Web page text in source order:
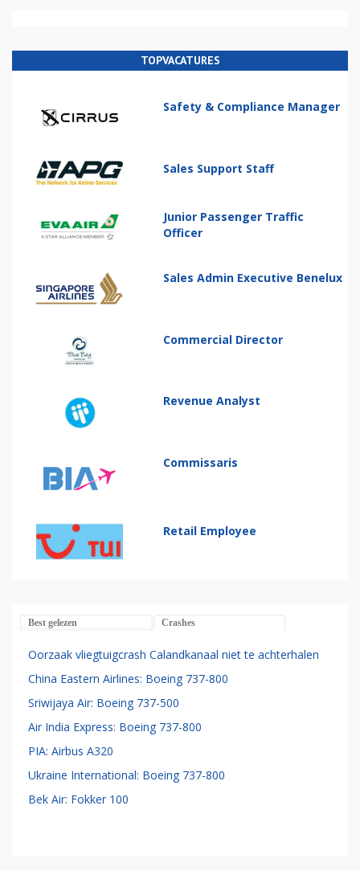
TOPVACATURES
Safety & Compliance Manager
Sales Support Staff
Junior Passenger Traffic
Officer
Sales Admin Executive Benelux
Commercial Director
Revenue Analyst
Commissaris
Retail Employee
Best gelezen Crashes
Oorzaak vliegtuigcrash Calandkanaal niet te achterhalen
China Eastern Airlines: Boeing 737-800
Sriwijaya Air: Boeing 737-500
Air India Express: Boeing 737-800
PIA: Airbus A320
Ukraine International: Boeing 737-800
Bek Air: Fokker 100